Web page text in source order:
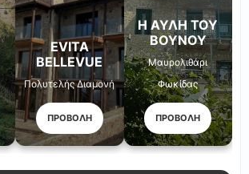
EVITA
BELLEVUE
Πολυτελής Διαμονή
ΠΡΟΒΟΛΗ
Η ΑΥΛΉ ΤΟΥ
ΒΟΥΝΟΎ
Μαυρολιθάρι
Φωκίδας
ΠΡΟΒΟΛΗ